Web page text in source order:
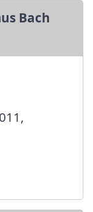
Bach